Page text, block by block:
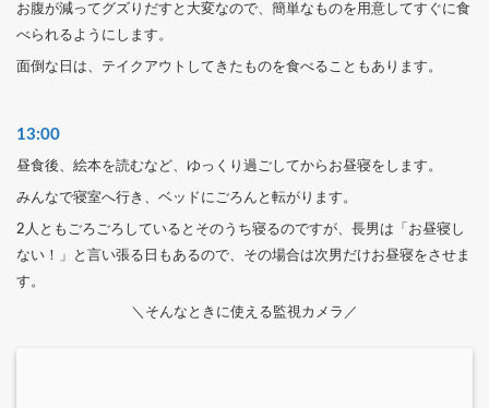
お腹が減ってグズりだすと大変なので、簡単なものを用意してすぐに食
べられるようにします。
面倒な日は、テイクアウトしてきたものを食べることもあります。
13:00
昼食後、絵本を読むなど、ゆっくり過ごしてからお昼寝をします。
みんなで寝室へ行き、ベッドにごろんと転がります。
2人ともごろごろしているとそのうち寝るのですが、長男は「お昼寝し
ない！」と言い張る日もあるので、その場合は次男だけお昼寝をさせま
す。
＼そんなときに使える監視カメラ／